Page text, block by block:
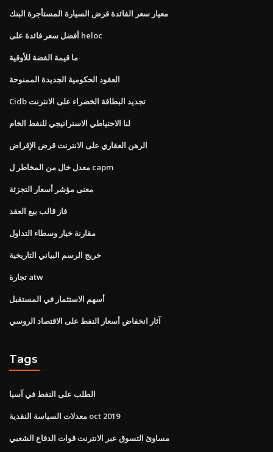
معيار سعر الفائدة قرض السيارة المستأجرة البنك
أفضل سعر فائدة على heloc
ما قيمة الفضة للأوقية
العقود الحكومية الجديدة الممنوحة
Cidb تجديد البطاقة الخضراء على الانترنت
لنا الاحتياطي الاستراتيجي للنفط الخام
الرهن العقاري على الانترنت قرض الإقراض
معدل خال من المخاطر ل capm
معنى مؤشر أسعار التجزئة
فاز قالب بيع العقد
مقارنة خيار وسطاء التداول
خريج الرسم البياني التاريخية
تجارة atw
أسهم الاستثمار في المستقبل
آثار انخفاض أسعار النفط على الاقتصاد الروسي
Tags
الطلب على النفط في آسيا
معدلات السياسة النقدية oct 2019
مساوئ التسوق عبر الانترنت قوات الدفاع الشعبي